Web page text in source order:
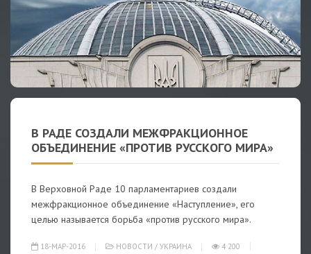
В РАДЕ СОЗДАЛИ МЕЖФРАКЦИОННОЕ
ОБЪЕДИНЕНИЕ «ПРОТИВ РУССКОГО МИРА»
В Верховной Раде 10 парламентариев создали
межфракционное объединение «Наступление», его
целью называется борьба «против русского мира».
18-МАР-2016 НОВОСТИ / УКРАИНА 4 200